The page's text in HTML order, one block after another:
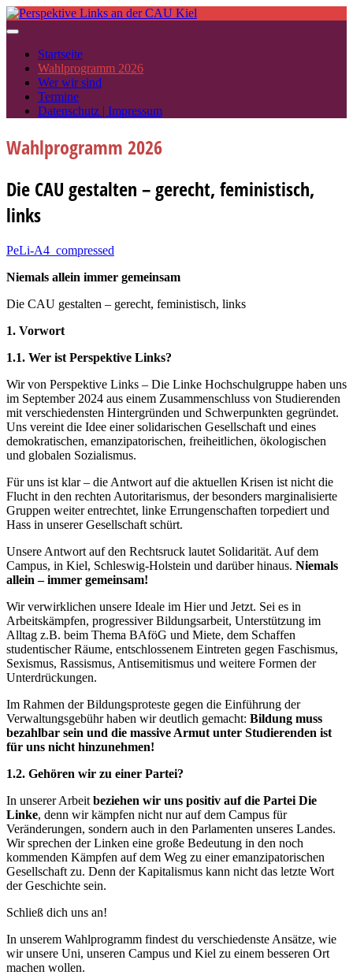
Skip
to
Startseite
Wahlprogramm 2026
Wer wir sind
Termine
Datenschutz | Impressum
Wahlprogramm 2026
Die CAU gestalten – gerecht, feministisch,
links
PeLi-A4_compressed
Niemals allein immer gemeinsam
Die CAU gestalten – gerecht, feministisch, links
1. Vorwort
1.1. Wer ist Perspektive Links?
Wir von Perspektive Links – Die Linke Hochschulgruppe haben uns
im September 2024 aus einem Zusammenschluss von Studierenden
mit verschiedensten Hintergründen und Schwerpunkten gegründet.
Uns vereint die Idee einer solidarischen Gesellschaft und eines
demokratischen, emanzipatorischen, freiheitlichen, ökologischen
und globalen Sozialismus.
Für uns ist klar – die Antwort auf die aktuellen Krisen ist nicht die
Flucht in den rechten Autoritarismus, der besonders marginalisierte
Gruppen weiter entrechtet, linke Errungenschaften torpediert und
Hass in unserer Gesellschaft schürt.
Unsere Antwort auf den Rechtsruck lautet Solidarität. Auf dem
Campus, in Kiel, Schleswig-Holstein und darüber hinaus. Niemals
allein – immer gemeinsam!
Wir verwirklichen unsere Ideale im Hier und Jetzt. Sei es in
Arbeitskämpfen, progressiver Bildungsarbeit, Unterstützung im
Alltag z.B. beim Thema BAföG und Miete, dem Schaffen
studentischer Räume, entschlossenem Eintreten gegen Faschismus,
Sexismus, Rassismus, Antisemitismus und weitere Formen der
Unterdrückungen.
Im Rahmen der Bildungsproteste gegen die Einführung der
Verwaltungsgebühr haben wir deutlich gemacht: Bildung muss
bezahlbar sein und die massive Armut unter Studierenden ist
für uns nicht hinzunehmen!
1.2. Gehören wir zu einer Partei?
In unserer Arbeit beziehen wir uns positiv auf die Partei Die
Linke, denn wir kämpfen nicht nur auf dem Campus für
Veränderungen, sondern auch in den Parlamenten unseres Landes.
Wir sprechen der Linken eine große Bedeutung in den noch
kommenden Kämpfen auf dem Weg zu einer emanzipatorischen
Gesellschaft zu. Denn der Kapitalismus kann nicht das letzte Wort
der Geschichte sein.
Schließ dich uns an!
In unserem Wahlprogramm findest du verschiedenste Ansätze, wie
wir unsere Uni, unseren Campus und Kiel zu einem besseren Ort
machen wollen.